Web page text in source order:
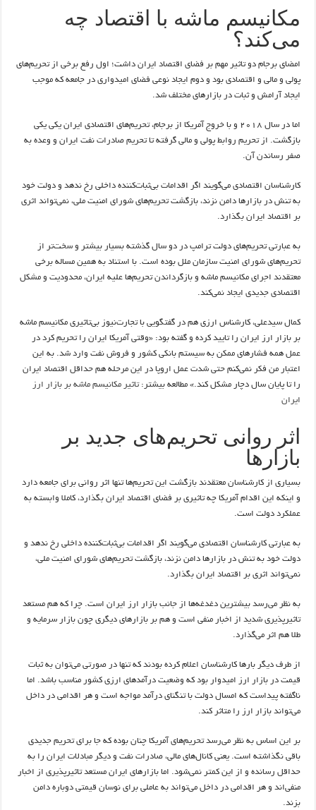
مکانیسم ماشه با اقتصاد چه
می‌کند؟
امضای برجام دو تاثیر مهم بر فضای اقتصاد ایران داشت؛ اول رفع برخی از تحریم‌های
پولی و مالی و اقتصادی بود و دوم ایجاد نوعی فضای امیدواری در جامعه که موجب
ایجاد آرامش و ثبات در بازارهای مختلف شد.
اما در سال ۲۰۱۸ و با خروج آمریکا از برجام، تحریم‌های اقتصادی ایران یکی یکی
بازگشت. از تحریم روابط پولی و مالی گرفته تا تحریم صادرات نفت ایران و وعده به
صفر رساندن آن.
کارشناسان اقتصادی می‌گویند اگر اقدامات بی‌ثبات‌کننده داخلی رخ ندهد و دولت خود
به تنش در بازارها دامن نزند، بازگشت تحریم‌های شورای امنیت ملی، نمی‌تواند اثری
بر اقتصاد ایران بگذارد.
به عبارتی تحریم‌های دولت ترامپ در دو سال گذشته بسیار بیشتر و سخت‌تر از
تحریم‌های شورای امنیت سازمان ملل بوده است. با استناد به همین مساله برخی
معتقدند اجرای مکانیسم ماشه و بازگرداندن تحریم‌ها علیه ایران، محدودیت و مشکل
اقتصادی جدیدی ایجاد نمی‌کند.
کمال سیدعلی، کارشناس ارزی هم در گفتگویی با تجارت‌نیوز بی‌تاثیری مکانیسم ماشه
بر بازار ارز ایران را تایید کرده و گفته بود: «وقتی آمریکا ایران را تحریم کرد در
عمل همه فشارهای ممکن به سیستم بانکی کشور و فروش نفت وارد شد. به این
اعتبار من فکر نمی‌کنم حتی شدت عمل اروپا در این مرحله هم حداقل اقتصاد ایران
را تا پایان سال دچار مشکل کند.» مطالعه بیشتر:تاثیر مکانیسم ماشه بر بازار ارز
ایران
اثر روانی تحریم‌های جدید بر
بازارها
بسیاری از کارشناسان معتقدند بازگشت این تحریم‌ها تنها اثر روانی برای جامعه دارد
و اینکه این اقدام آمریکا چه تاثیری بر فضای اقتصاد ایران بگذارد، کاملا وابسته به
عملکرد دولت است.
به عبارتی کارشناسان اقتصادی می‌گویند اگر اقدامات بی‌ثبات‌کننده داخلی رخ ندهد و
دولت خود به تنش در بازارها دامن نزند، بازگشت تحریم‌های شورای امنیت ملی،
نمی‌تواند اثری بر اقتصاد ایران بگذارد.
به نظر می‌رسد بیشترین دغدغه‌ها از جانب بازار ارز ایران است. چرا که هم مستعد
تاثیرپذیری شدید از اخبار منفی است و هم بر بازارهای دیگری چون بازار سرمایه و
طلا هم اثر می‌گذارد.
از طرف دیگر بارها کارشناسان اعلام کرده بودند که تنها در صورتی می‌توان به ثبات
قیمت در بازار ارز امیدوار بود که وضعیت درآمدهای ارزی کشور مناسب باشد. اما
ناگفته پیداست که امسال دولت با تنگنای درآمد مواجه است و هر اقدامی در داخل
می‌تواند بازار ارز را متاثر کند.
بر این اساس به نظر می‌رسد تحریم‌های آمریکا چنان بوده که جا برای تحریم جدیدی
باقی نگذاشته است. یعنی کانال‌های مالی، صادرات نفت و دیگر مبادلات ایران را به
حداقل رسانده و از این کمتر نمی‌شود. اما بازارهای ایران مستعد تاثیرپذیری از اخبار
منفی‌اند و هر اقدامی در داخل می‌تواند به عاملی برای نوسان قیمتی دوباره دامن
بزند.